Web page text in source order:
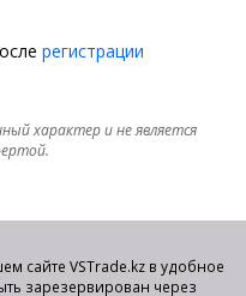
регистрации
характер и не является
сайте VSTrade.kz в удобное
зарезервирован через